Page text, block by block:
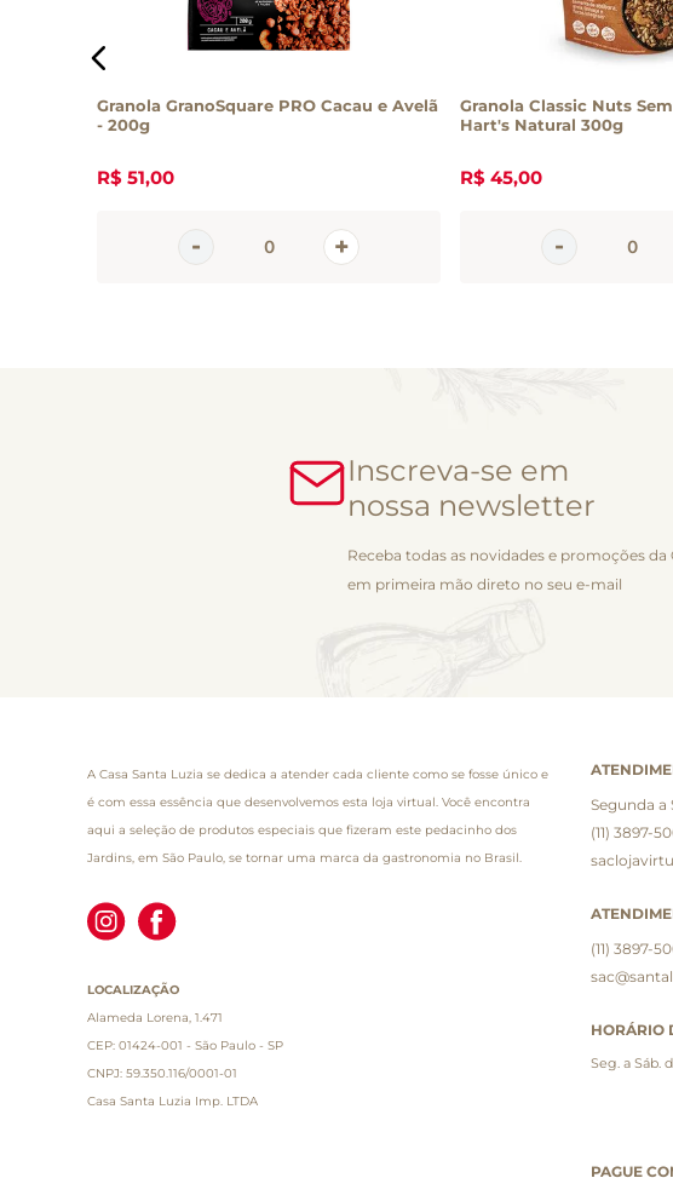
Granola GranoSquare PRO Cacau e Avelã
- 200g
R$ 51,00
Granola Classic Nuts
Hart's Natural 300g
R$ 45,00
Inscreva-se em
nossa newsletter
Receba todas as novidades e promoções da
em primeira mão direto no seu e-mail
A Casa Santa Luzia se dedica a atender cada cliente como se fosse único e
é com essa essência que desenvolvemos esta loja virtual. Você encontra
aqui a seleção de produtos especiais que fizeram este pedacinho dos
Jardins, em São Paulo, se tornar uma marca da gastronomia no Brasil.
LOCALIZAÇÃO
Alameda Lorena, 1.471
CEP: 01424-001 - São Paulo - SP
CNPJ: 59.350.116/0001-01
Casa Santa Luzia Imp. LTDA
Segunda a
(11) 3897-
(11) 3897-
HORÁRIO
Seg. a Sáb.
PAGUE